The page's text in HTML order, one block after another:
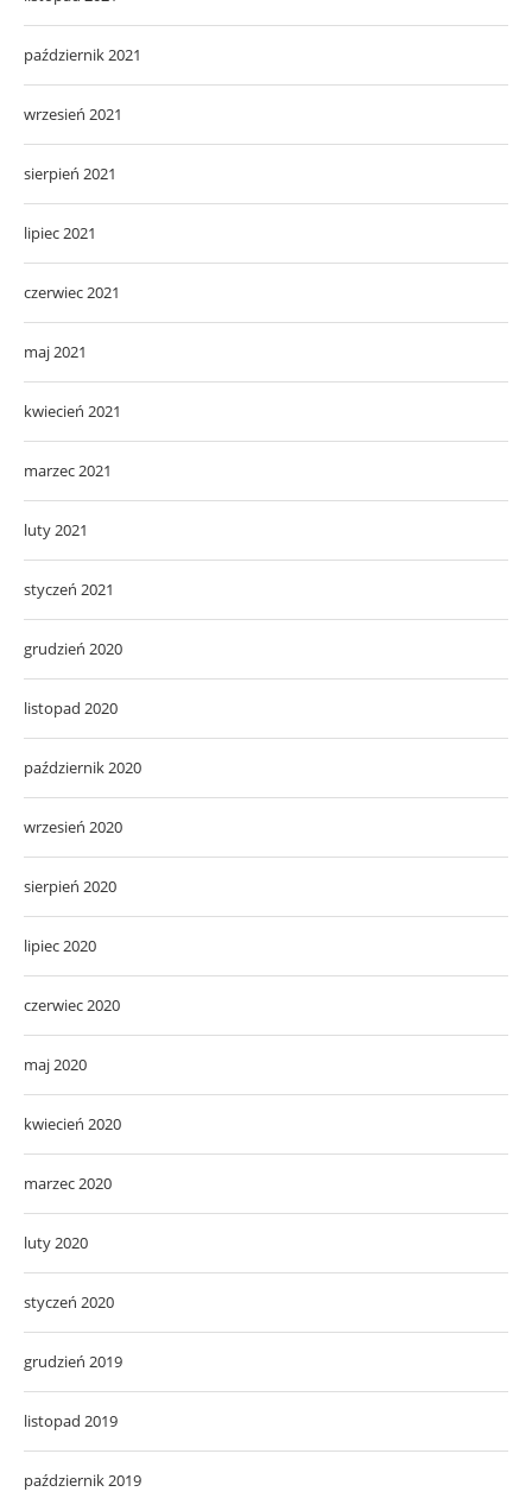
październik 2021
wrzesień 2021
sierpień 2021
lipiec 2021
czerwiec 2021
maj 2021
kwiecień 2021
marzec 2021
luty 2021
styczeń 2021
grudzień 2020
listopad 2020
październik 2020
wrzesień 2020
sierpień 2020
lipiec 2020
czerwiec 2020
maj 2020
kwiecień 2020
marzec 2020
luty 2020
styczeń 2020
grudzień 2019
listopad 2019
październik 2019